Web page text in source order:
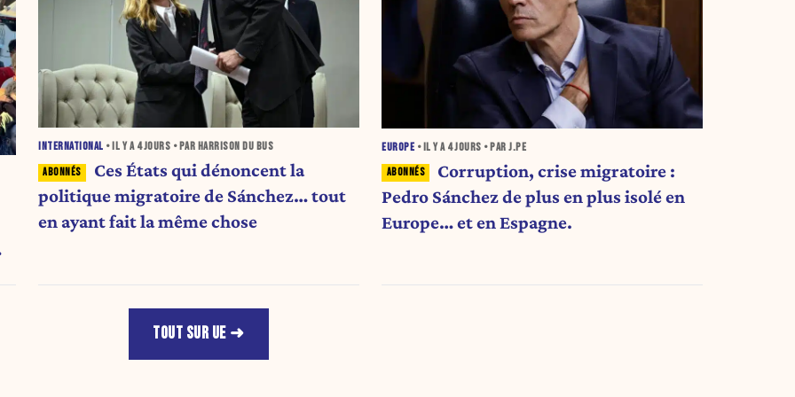
INTERNATIONAL • IL Y A 4 JOURS • PAR HARRISON DU BUS
Ces États qui dénoncent la
politique migratoire de Sánchez… tout
en ayant fait la même chose
EUROPE • IL Y A 4 JOURS • PAR J.PE
Corruption, crise migratoire :
Pedro Sánchez de plus en plus isolé en
Europe… et en Espagne.
TOUT SUR UE